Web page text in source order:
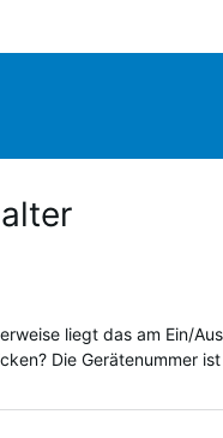
liegt das am Ein/
Die Gerätenummer ist